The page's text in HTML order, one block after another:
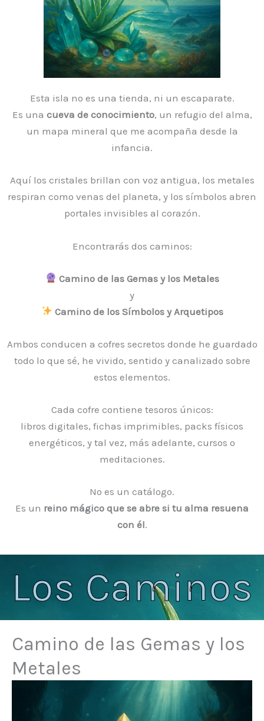
Esta isla no es una tienda, ni un escaparate.
Es una cueva de conocimiento, un refugio del alma,
un mapa mineral que me acompaña desde la
infancia.
Aquí los cristales brillan con voz antigua, los metales
respiran como venas del planeta, y los símbolos abren
portales invisibles al corazón.
Encontrarás dos caminos:
Camino de las Gemas y los Metales
y
Camino de los Símbolos y Arquetipos
Ambos conducen a cofres secretos donde he guardado
todo lo que sé, he vivido, sentido y canalizado sobre
estos elementos.
Cada cofre contiene tesoros únicos:
libros digitales, fichas imprimibles, packs físicos
energéticos, y tal vez, más adelante, cursos o
meditaciones.
No es un catálogo.
Es un reino mágico que se abre si tu alma resuena
con él.
Los Caminos
Camino de las Gemas y los
Metales